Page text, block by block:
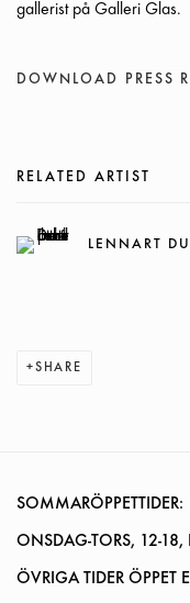
gallerist på Galleri Glas.
DOWNLOAD PRESS
RELATED ARTIST
LENNART
SHARE
SOMMARÖPPETTIDER:
ONSDAG-TORS, 12-18,
ÖVRIGA TIDER ÖPPET